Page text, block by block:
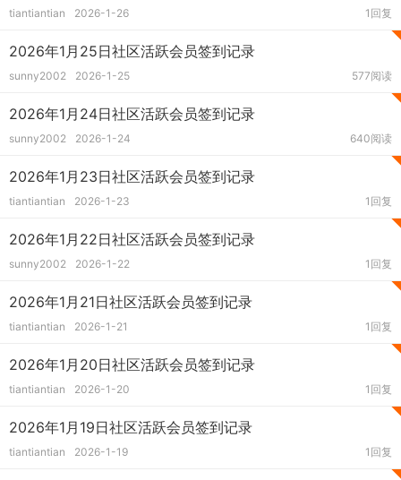
tiantiantian 2026-1-26 1回复
2026年1月25日社区活跃会员签到记录
sunny2002 2026-1-25 577阅读
2026年1月24日社区活跃会员签到记录
sunny2002 2026-1-24 640阅读
2026年1月23日社区活跃会员签到记录
tiantiantian 2026-1-23 1回复
2026年1月22日社区活跃会员签到记录
sunny2002 2026-1-22 1回复
2026年1月21日社区活跃会员签到记录
tiantiantian 2026-1-21 1回复
2026年1月20日社区活跃会员签到记录
tiantiantian 2026-1-20 1回复
2026年1月19日社区活跃会员签到记录
tiantiantian 2026-1-19 1回复